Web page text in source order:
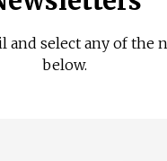
and select any of the
below.